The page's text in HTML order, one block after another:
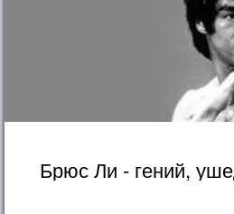
Брюс Ли - гений,